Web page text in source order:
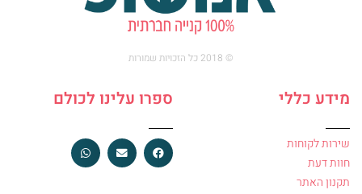
© 2018 כל הזכויות שמורות
מידע כללי
שירות לקוחות
חוות דעת
תקנון האתר
ספרו עלינו לכולם